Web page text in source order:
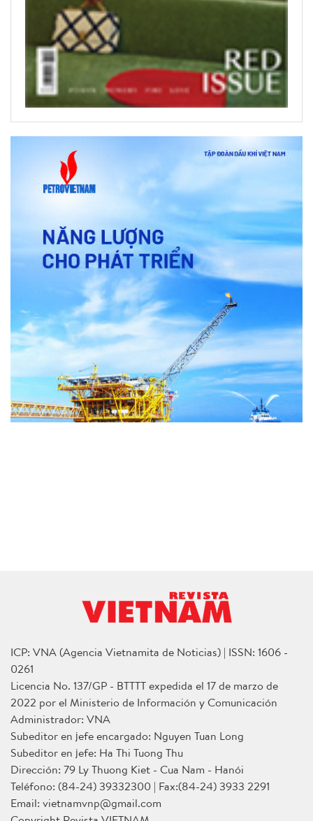
ICP: VNA (Agencia Vietnamita de Noticias) | ISSN: 1606 -
0261
Licencia No. 137/GP - BTTTT expedida el 17 de marzo de
2022 por el Ministerio de Información y Comunicación
Administrador: VNA
Subeditor en jefe encargado: Nguyen Tuan Long
Subeditor en jefe: Ha Thi Tuong Thu
Dirección: 79 Ly Thuong Kiet - Cua Nam - Hanói
Teléfono: (84-24) 39332300 | Fax:(84-24) 3933 2291
Email: vietnamvnp@gmail.com